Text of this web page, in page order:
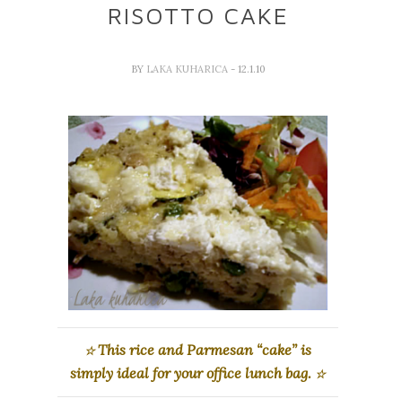
RISOTTO CAKE
BY LAKA KUHARICA - 12.1.10
☆This rice and Parmesan “cake” is
simply ideal for your office lunch bag. ☆